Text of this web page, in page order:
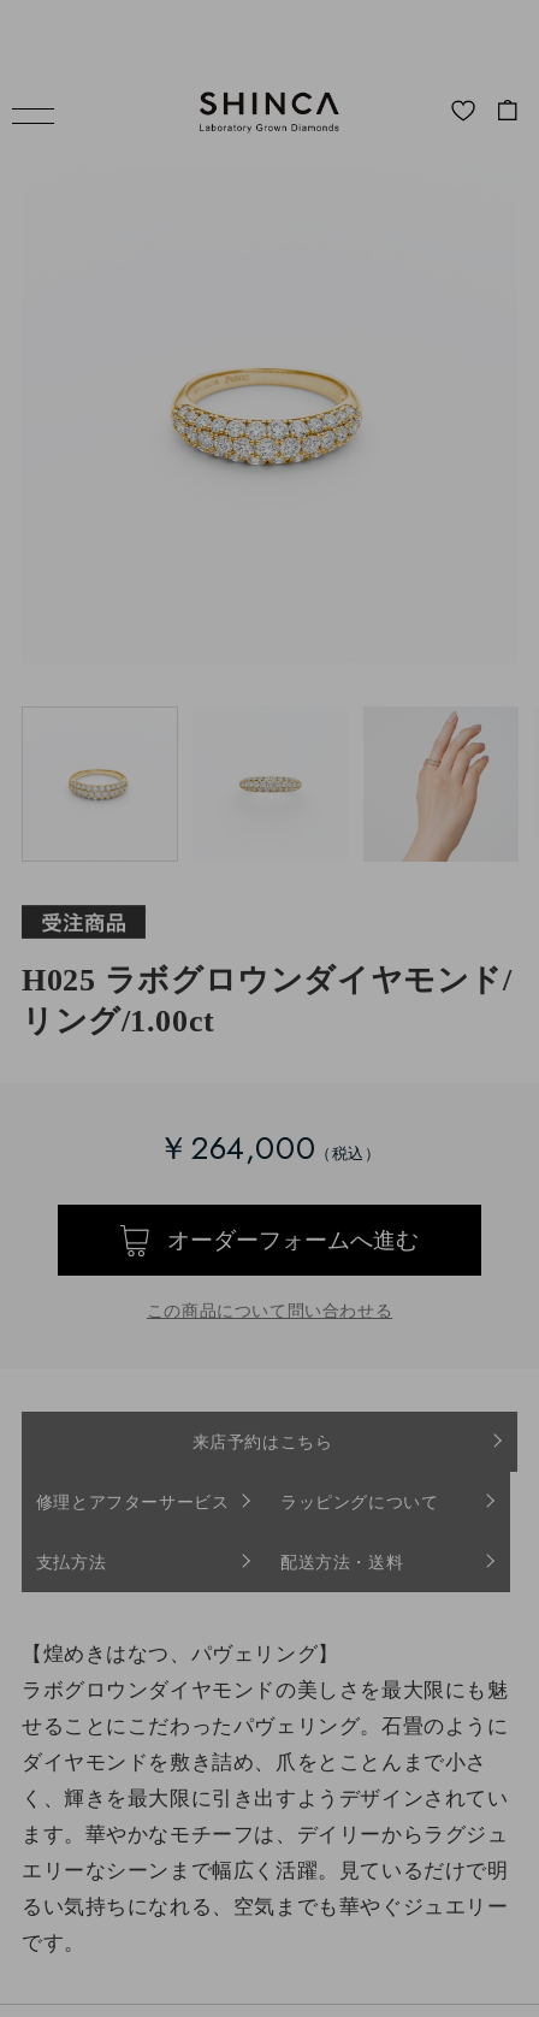
H025 ラボグロウンダイヤモンド/
リング/1.00ct
￥264,000
オーダーフォームへ進む
この商品について問い合わせる
来店予約はこちら
修理とアフターサービス ラッピングについて
支払方法 配送方法・送料
【煌めきはなつ、パヴェリング】
ラボグロウンダイヤモンドの美しさを最大限にも魅
せることにこだわったパヴェリング。石畳のように
ダイヤモンドを敷き詰め、爪をとことんまで小さ
く、輝きを最大限に引き出すようデザインされてい
ます。華やかなモチーフは、デイリーからラグジュ
エリーなシーンまで幅広く活躍。見ているだけで明
るい気持ちになれる、空気までも華やぐジュエリー
です。